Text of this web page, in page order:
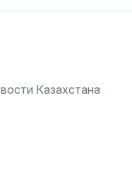
Казахстана